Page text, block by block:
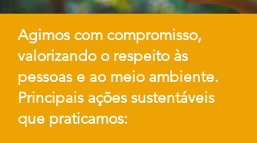
Agimos com compromisso,
valorizando o respeito às
pessoas e ao meio ambiente.
Principais ações sustentáveis
que praticamos: